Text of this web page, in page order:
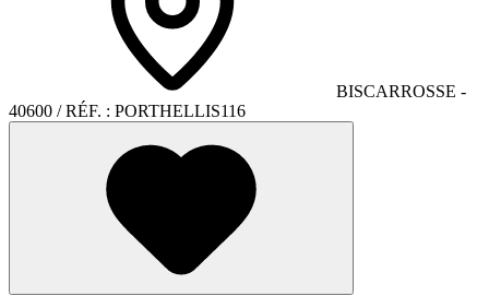
BISCARROSSE -
40600 / RÉF. : PORTHELLIS116